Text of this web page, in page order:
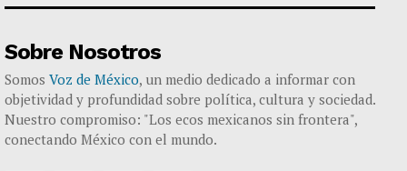
Sobre Nosotros
Somos Voz de México, un medio dedicado a informar con
objetividad y profundidad sobre política, cultura y sociedad.
Nuestro compromiso: "Los ecos mexicanos sin frontera",
conectando México con el mundo.